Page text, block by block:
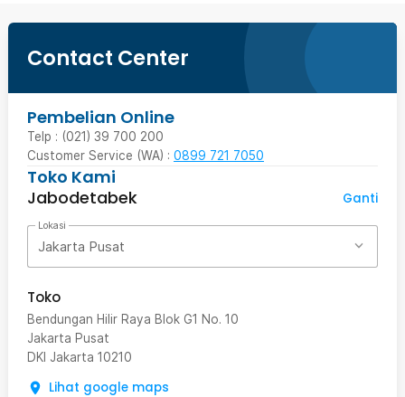
Contact Center
Pembelian Online
Telp : (021) 39 700 200
Customer Service (WA) : 0899 721 7050
Toko Kami
Jabodetabek
Ganti
Lokasi
Jakarta Pusat
Toko
Bendungan Hilir Raya Blok G1 No. 10
Jakarta Pusat
DKI Jakarta 10210
Lihat google maps